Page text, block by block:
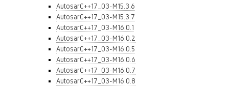
AutosarC++17_03-M15.3.6
AutosarC++17_03-M15.3.7
AutosarC++17_03-M16.0.1
AutosarC++17_03-M16.0.2
AutosarC++17_03-M16.0.5
AutosarC++17_03-M16.0.6
AutosarC++17_03-M16.0.7
AutosarC++17_03-M16.0.8